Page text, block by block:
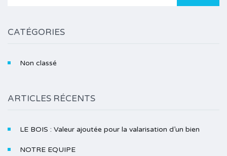
CATÉGORIES
Non classé
ARTICLES RÉCENTS
LE BOIS : Valeur ajoutée pour la valarisation d’un bien
NOTRE EQUIPE